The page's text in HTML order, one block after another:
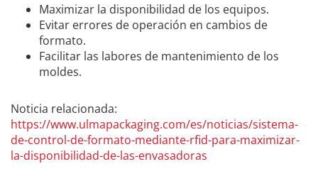
Maximizar la disponibilidad de los equipos.
Evitar errores de operación en cambios de
formato.
Facilitar las labores de mantenimiento de los
moldes.
Noticia relacionada:
https://www.ulmapackaging.com/es/noticias/sistema-
de-control-de-formato-mediante-rfid-para-maximizar-
la-disponibilidad-de-las-envasadoras